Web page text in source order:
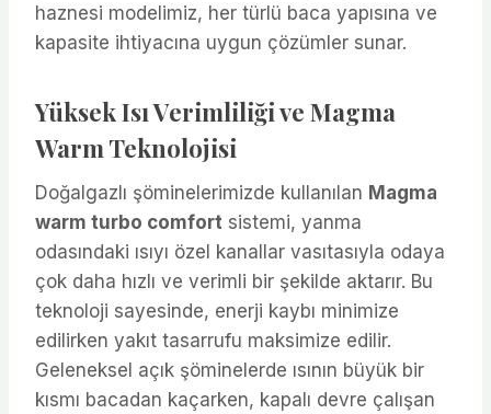
haznesi modelimiz, her türlü baca yapısına ve
kapasite ihtiyacına uygun çözümler sunar.
Yüksek Isı Verimliliği ve Magma
Warm Teknolojisi
Doğalgazlı şöminelerimizde kullanılan Magma
warm turbo comfort sistemi, yanma
odasındaki ısıyı özel kanallar vasıtasıyla odaya
çok daha hızlı ve verimli bir şekilde aktarır. Bu
teknoloji sayesinde, enerji kaybı minimize
edilirken yakıt tasarrufu maksimize edilir.
Geleneksel açık şöminelerde ısının büyük bir
kısmı bacadan kaçarken, kapalı devre çalışan